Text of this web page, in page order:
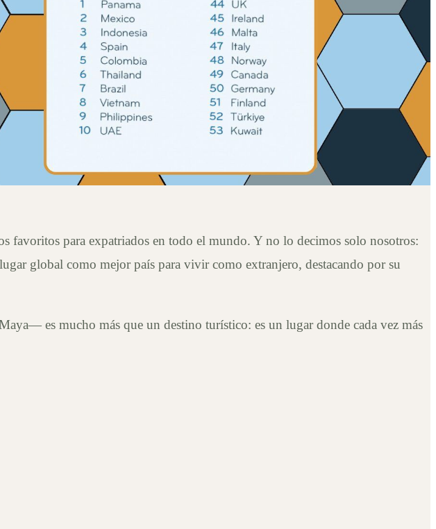
del
favoritos para expatriados en todo el mundo. Y no lo decimos solo nosotros:
global como mejor país para vivir como extranjero, destacando por su
es mucho más que un destino turístico: es un lugar donde cada vez más